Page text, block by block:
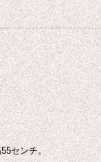
センチ。